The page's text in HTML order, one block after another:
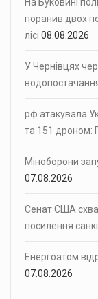
поранив двох
лісі 08.08.2026
У Чернівцях
рф атакувала
та 151 дроном:
Міноборони
07.08.2026
Сенат США
посилення
Енергоатом
07.08.2026